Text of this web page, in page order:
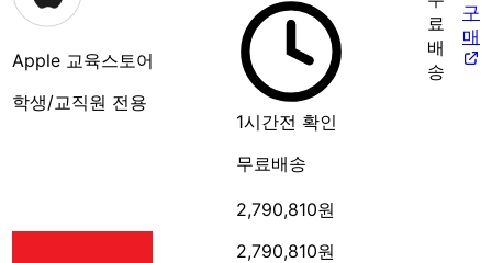
Apple 교육스토어
학생/교직원 전용
1시간전 확인
무료배송
료
배
송
구
매
2,790,810원
2,790,810원